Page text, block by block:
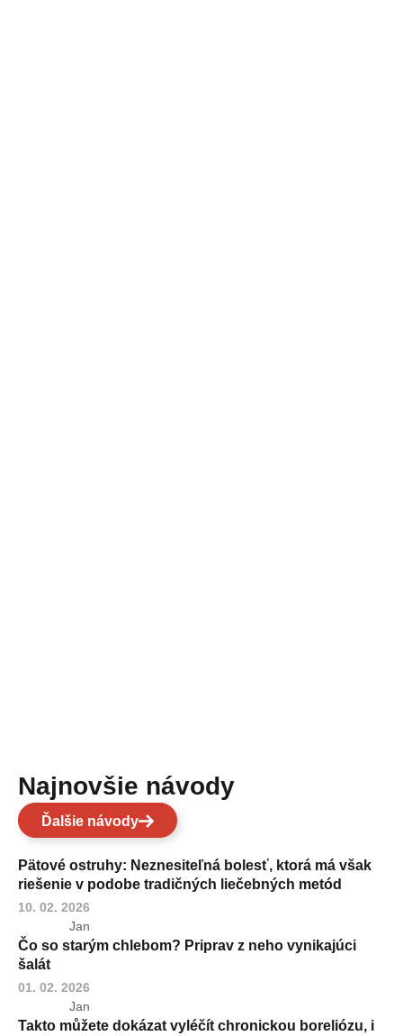
Najnovšie návody
Ďalšie návody
Pätové ostruhy: Neznesiteľná bolesť, ktorá má však
riešenie v podobe tradičných liečebných metód
10. 02. 2026
Jan
Čo so starým chlebom? Priprav z neho vynikajúci
šalát
01. 02. 2026
Jan
Takto můžete dokázat vyléčít chronickou boreliózu, i